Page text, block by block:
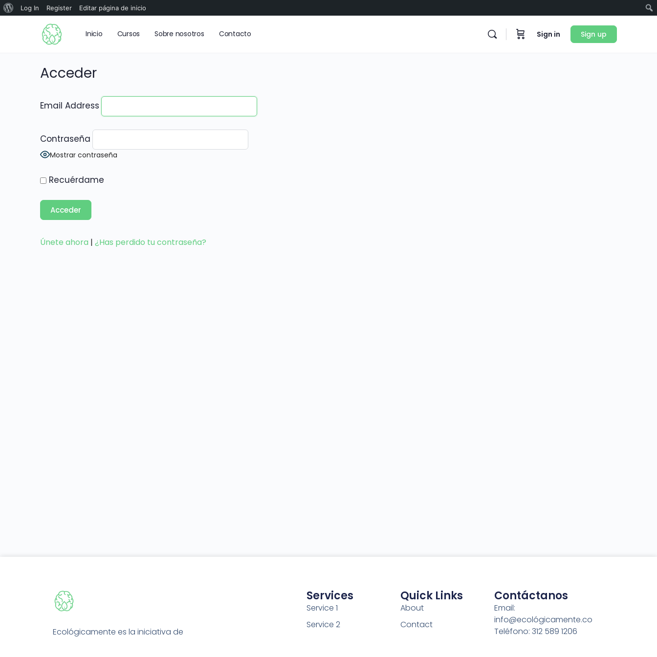
Log In Register Editar página de inicio
Inicio Cursos Sobre nosotros Contacto Sign in Sign up
Acceder
Email Address
Contraseña
Mostrar contraseña
Recuérdame
Únete ahora | ¿Has perdido tu contraseña?
Ecológicamente es la iniciativa de
Services
Service 1
Service 2
Quick Links
About
Contact
Contáctanos
Email:
info@ecológicamente.co
Teléfono: 312 589 1206